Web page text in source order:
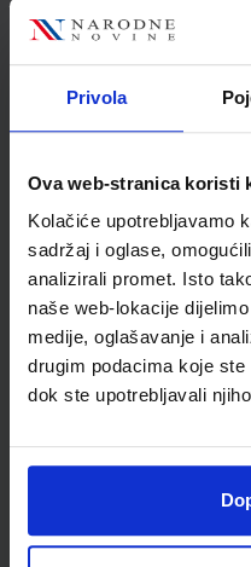
Privola
Ova web-stranica koristi
Kolačiće upotrebljavamo
sadržaj i oglase,
analizirali promet. Isto
naše web-lokacije
medije, oglašavanje i
drugim podacima koje
dok ste upotrebljavali
Kupci
Omot PVC